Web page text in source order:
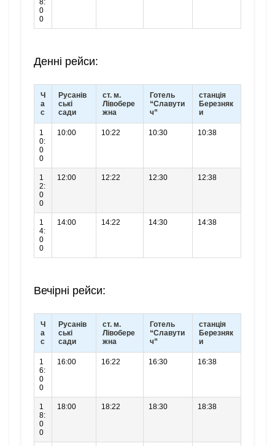
0
0
Денні рейси:
Ч
а
с
Русанів
ські
сади
ст. м.
Лівобере
жна
Готель
“Славути
ч”
станція
Березняк
и
1
0:
0
0
10:00 10:22 10:30 10:38
1
2:
0
0
12:00 12:22 12:30 12:38
1
4:
0
0
14:00 14:22 14:30 14:38
Вечірні рейси:
Ч
а
с
Русанів
ські
сади
ст. м.
Лівобере
жна
Готель
“Славути
ч”
станція
Березняк
и
1
6:
0
0
16:00 16:22 16:30 16:38
1
8:
0
0
18:00 18:22 18:30 18:38